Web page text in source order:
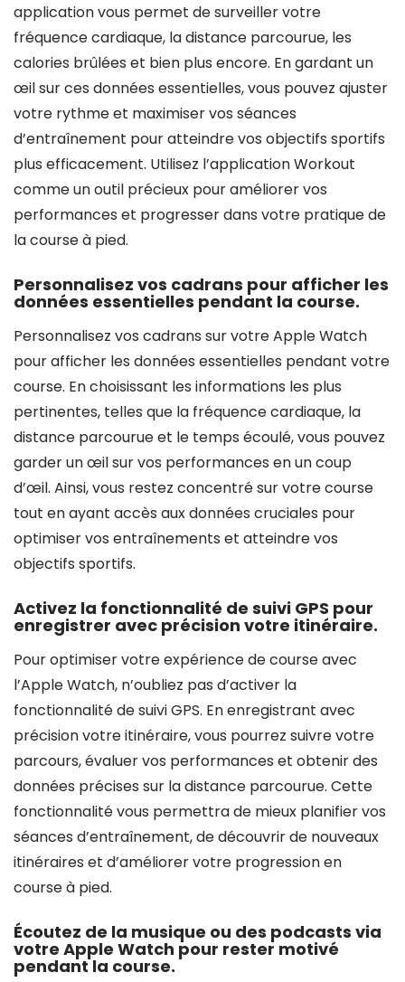
application vous permet de surveiller votre
fréquence cardiaque, la distance parcourue, les
calories brûlées et bien plus encore. En gardant un
œil sur ces données essentielles, vous pouvez ajuster
votre rythme et maximiser vos séances
d’entraînement pour atteindre vos objectifs sportifs
plus efficacement. Utilisez l’application Workout
comme un outil précieux pour améliorer vos
performances et progresser dans votre pratique de
la course à pied.
Personnalisez vos cadrans pour afficher les
données essentielles pendant la course.
Personnalisez vos cadrans sur votre Apple Watch
pour afficher les données essentielles pendant votre
course. En choisissant les informations les plus
pertinentes, telles que la fréquence cardiaque, la
distance parcourue et le temps écoulé, vous pouvez
garder un œil sur vos performances en un coup
d’œil. Ainsi, vous restez concentré sur votre course
tout en ayant accès aux données cruciales pour
optimiser vos entraînements et atteindre vos
objectifs sportifs.
Activez la fonctionnalité de suivi GPS pour
enregistrer avec précision votre itinéraire.
Pour optimiser votre expérience de course avec
l’Apple Watch, n’oubliez pas d’activer la
fonctionnalité de suivi GPS. En enregistrant avec
précision votre itinéraire, vous pourrez suivre votre
parcours, évaluer vos performances et obtenir des
données précises sur la distance parcourue. Cette
fonctionnalité vous permettra de mieux planifier vos
séances d’entraînement, de découvrir de nouveaux
itinéraires et d’améliorer votre progression en
course à pied.
Écoutez de la musique ou des podcasts via
votre Apple Watch pour rester motivé
pendant la course.